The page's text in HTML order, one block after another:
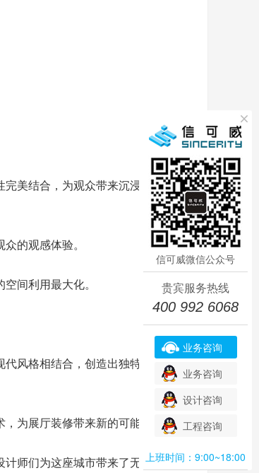
美结合，为观众带来沉浸
的观感体验。
间利用最大化。
风格相结合，创造出独特
为展厅装修带来新的可能
师们为这座城市带来了无
信可威微信公众号
贵宾服务热线
400 992 6068
业务咨询
业务咨询
设计咨询
工程咨询
上班时间：9:00~18:00